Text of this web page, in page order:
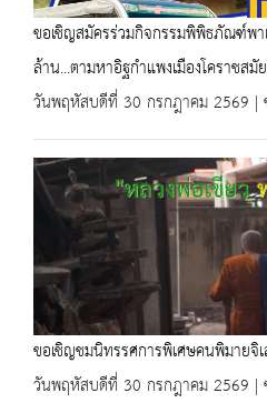
ขอเชิญสมัครร่วมกิจกรรมพิพิธภัณฑ์พ
ล้าน...ตามหาอิฐกำแพงเมืองโคราชสมั
วันพฤหัสบดีที่ 30 กรกฎาคม 2569 |
ขอเชิญชมนิทรรศการพิเศษคนพิมายจิ
วันพฤหัสบดีที่ 30 กรกฎาคม 2569 |